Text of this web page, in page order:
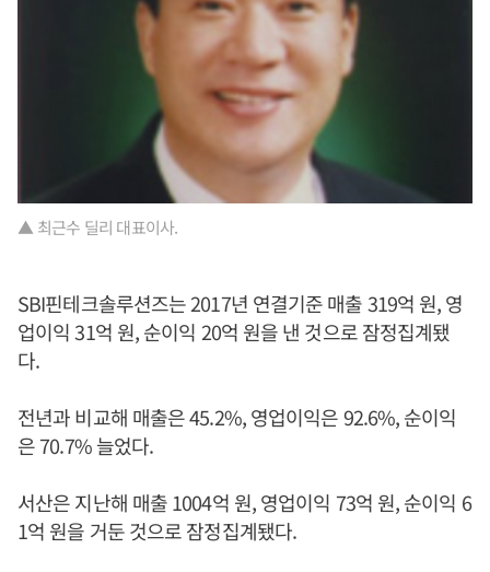
▲ 최근수 딜리 대표이사.
SBI핀테크솔루션즈는 2017년 연결기준 매출 319억 원, 영
업이익 31억 원, 순이익 20억 원을 낸 것으로 잠정집계됐
다.
전년과 비교해 매출은 45.2%, 영업이익은 92.6%, 순이익
은 70.7% 늘었다.
서산은 지난해 매출 1004억 원, 영업이익 73억 원, 순이익 6
1억 원을 거둔 것으로 잠정집계됐다.